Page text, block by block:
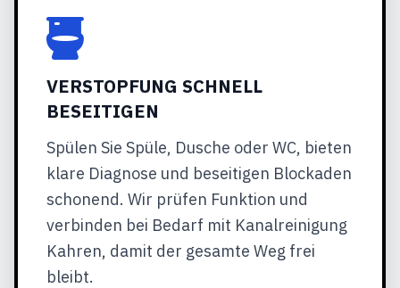
VERSTOPFUNG SCHNELL
BESEITIGEN
Spülen Sie Spüle, Dusche oder WC, bieten
klare Diagnose und beseitigen Blockaden
schonend. Wir prüfen Funktion und
verbinden bei Bedarf mit Kanalreinigung
Kahren, damit der gesamte Weg frei
bleibt.